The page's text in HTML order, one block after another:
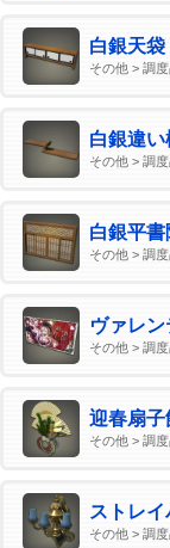
白銀天袋
その他 > 調度
白銀違い
その他 > 調度
白銀平書
その他 > 調度
ヴァレ
その他 > 調度
迎春扇子
その他 > 調度
ストレ
その他 > 調度